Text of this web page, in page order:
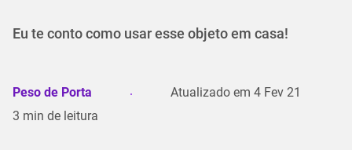
Eu te conto como usar esse objeto em casa!
Peso de Porta Atualizado em 4 Fev 21
3 min de leitura